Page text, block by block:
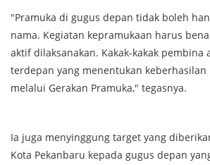
"Pramuka di gugus depan tidak boleh
nama. Kegiatan kepramukaan harus
aktif dilaksanakan. Kakak-kakak pembina
terdepan yang menentukan
melalui Gerakan Pramuka," tegasnya.
Ia juga menyinggung target yang
Kota Pekanbaru kepada gugus depan